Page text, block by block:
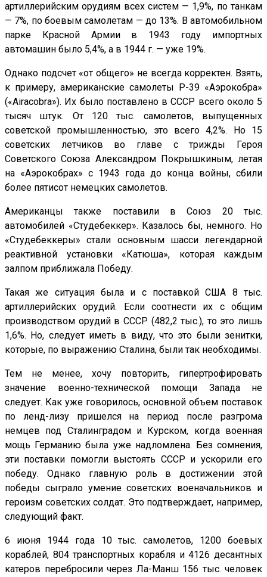
артиллерийским орудиям всех систем — 1,9%, по танкам
— 7%, по боевым самолетам — до 13%. В автомобильном
парке Красной Армии в 1943 году импортных
автомашин было 5,4%, а в 1944 г. — уже 19%.
Однако подсчет «от общего» не всегда корректен. Взять,
к примеру, американские самолеты Р-39 «Аэрокобра»
(«Airacobra»). Их было поставлено в СССР всего около 5
тысяч штук. От 120 тыс. самолетов, выпущенных
советской промышленностью, это всего 4,2%. Но 15
советских летчиков во главе с трижды Героя
Советского Союза Александром Покрышкиным, летая
на «Аэрокобрах» с 1943 года до конца войны, сбили
более пятисот немецких самолетов.
Американцы также поставили в Союз 20 тыс.
автомобилей «Студебеккер». Казалось бы, немного. Но
«Студебеккеры» стали основным шасси легендарной
реактивной установки «Катюша», которая каждым
залпом приближала Победу.
Такая же ситуация была и с поставкой США 8 тыс.
артиллерийских орудий. Если соотнести их с общим
производством орудий в СССР (482,2 тыс.), то это лишь
1,6%. Но, следует иметь в виду, что это были зенитки,
которые, по выражению Сталина, были так необходимы.
Тем не менее, хочу повторить, гипертрофировать
значение военно-технической помощи Запада не
следует. Как уже говорилось, основной объем поставок
по ленд-лизу пришелся на период после разгрома
немцев под Сталинградом и Курском, когда военная
мощь Германию была уже надломлена. Без сомнения,
эти поставки помогли выстоять СССР и ускорили его
победу. Однако главную роль в достижении этой
победы сыграло умение советских военачальников и
героизм советских солдат. Это подтверждает, например,
следующий факт.
6 июня 1944 года 10 тыс. самолетов, 1200 боевых
кораблей, 804 транспортных корабля и 4126 десантных
катеров перебросили через Ла-Манш 156 тыс. человек